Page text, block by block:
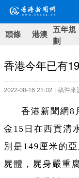
頭條 港澳 五年規
劃
香港今年已有
2022-08-16 21:02 | 稿件
香港新聞網8
金15日在西貢清
別是149厘米的
屍體，屍身嚴重